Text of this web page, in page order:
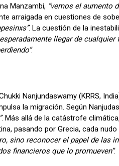
Manzambi, “vemos el aumento
arraigada en cuestiones de
. La cuestión de la
llegar de
.
Nanjundaswamy (KRRS,
la migración. Según
. Más allá de la catástrofe
pasando por Grecia, cada
sino reconocer el papel de
financieros que lo promueven”.